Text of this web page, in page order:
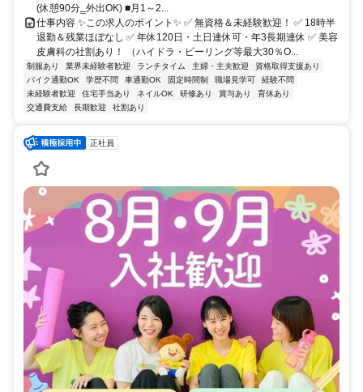
(休憩90分‗外出OK) ■月1～2...
仕事内容 ✨この求人のポイント✨ ✅ 無資格＆未経験歓迎！ ✅ 18時半
退勤＆残業ほぼなし ✅ 年休120日・土日連休可・年3長期連休 ✅ 美容
皮膚科の社割あり！ （ハイドラ・ピーリング等最大30％O...
制服あり 業界未経験者歓迎 ランチタイム 主婦・主夫歓迎
資格取得支援あり
バイク通勤OK
学歴不問 車通勤OK 固定時間制 職場見学可
経験不問
未経験者歓迎
住宅手当あり ネイルOK 研修あり 賞与あり
育休あり
交通費支給
長期歓迎 社割あり
正社員